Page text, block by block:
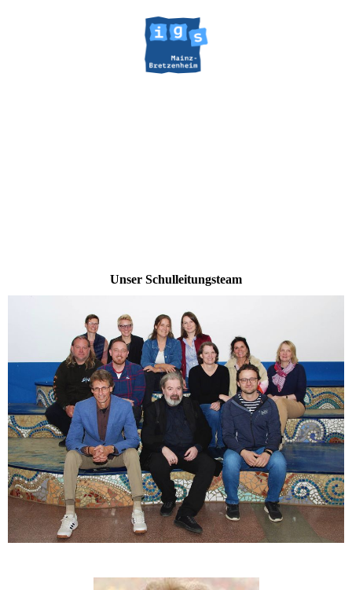
Unser Schulleitungsteam